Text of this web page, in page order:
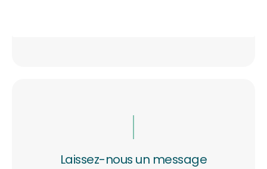
Laissez-nous un message